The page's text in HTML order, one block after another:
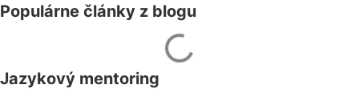
Populárne články z blogu
Jazykový mentoring